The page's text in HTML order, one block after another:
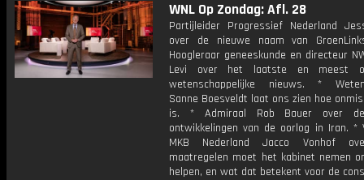
WNL Op Zondag: Afl. 28
Partijleider Progressief Nederland
over de nieuwe naam van
Hoogleraar geneeskunde en directeur
Levi over het laatste en meest
wetenschappelijke nieuws. *
Sanne Boesveldt laat ons zien hoe
is. * Admiraal Rob Bauer over
ontwikkelingen van de oorlog in Iran. *
MKB Nederland Jacco Vonhof
maatregelen moet het kabinet nemen
helpen, en wat dat betekent voor de